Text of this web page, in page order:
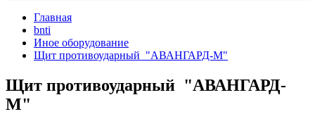
Главная
bnti
Иное оборудование
Щит противоударный "АВАНГАРД-М"
Щит противоударный "АВАНГАРД-
М"